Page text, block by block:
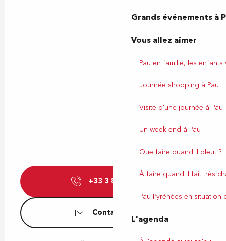
Grands événements à
Vous allez aimer
Pau en famille, les
Journée shopping à Pau
Visite d'une journée à Pau
Un week-end à Pau
Que faire quand il pleut ?
À faire quand il fait très
Pau Pyrénées en situation
L'agenda
+33 3 86 39 15
Contactez-nous